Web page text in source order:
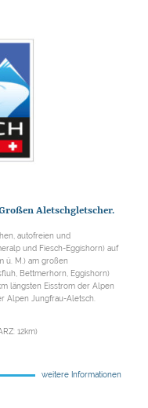
Aletschgletscher.
autofreien und
und Fiesch-Eggishorn) auf
ü. M.) am großen
Bettmerhorn, Eggishorn)
längsten Eisstrom der Alpen
Alpen Jungfrau-Aletsch.
12km)
weitere Informationen